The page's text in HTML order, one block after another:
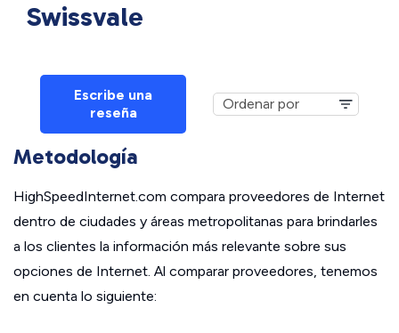
Swissvale
Escribe una
reseña
Metodología
HighSpeedInternet.com compara proveedores de Internet
dentro de ciudades y áreas metropolitanas para brindarles
a los clientes la información más relevante sobre sus
opciones de Internet. Al comparar proveedores, tenemos
en cuenta lo siguiente: